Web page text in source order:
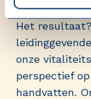
Het
onze
perspectief
handvatten.